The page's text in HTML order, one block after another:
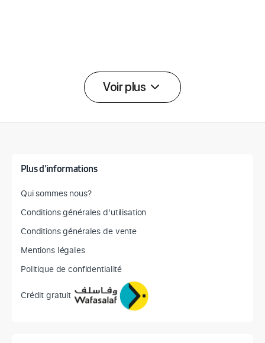
Voir plus
Plus d'informations
Qui sommes nous?
Conditions générales d'utilisation
Conditions générales de vente
Mentions légales
Politique de confidentialité
Crédit gratuit